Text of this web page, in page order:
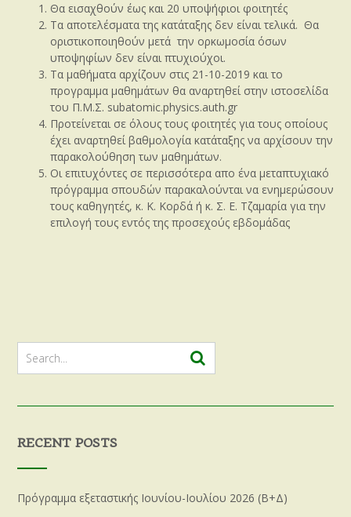
Θα εισαχθούν έως και 20 υποψήφιοι φοιτητές
Τα αποτελέσματα της κατάταξης δεν είναι τελικά. Θα
οριστικοποιηθούν μετά την ορκωμοσία όσων
υποψηφίων δεν είναι πτυχιούχοι.
Τα μαθήματα αρχίζουν στις 21-10-2019 και το
προγραμμα μαθημάτων θα αναρτηθεί στην ιστοσελίδα
του Π.Μ.Σ. subatomic.physics.auth.gr
Προτείνεται σε όλους τους φοιτητές για τους οποίους
έχει αναρτηθεί βαθμολογία κατάταξης να αρχίσουν την
παρακολούθηση των μαθημάτων.
Οι επιτυχόντες σε περισσότερα απο ένα μεταπτυχιακό
πρόγραμμα σπουδών παρακαλούνται να ενημερώσουν
τους καθηγητές, κ. Κ. Κορδά ή κ. Σ. Ε. Τζαμαρία για την
επιλογή τους εντός της προσεχούς εβδομάδας
RECENT POSTS
Πρόγραμμα εξεταστικής Ιουνίου-Ιουλίου 2026 (Β+Δ)